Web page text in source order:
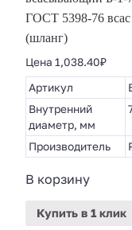
ГОСТ 5398-76 всас
(шланг)
Цена 1,038.40₽
Артикул
Внутренний
диаметр, мм
Производитель
В корзину
Купить в 1 клик